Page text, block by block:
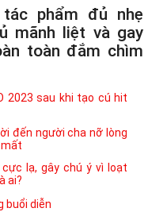
phẩm đủ nhẹ
mãnh liệt và gay
toàn đắm chìm
2023 sau khi tạo cú hit
đến người cha nỡ lòng
mất
lạ, gây chú ý vì loạt
ai?
buổi diễn